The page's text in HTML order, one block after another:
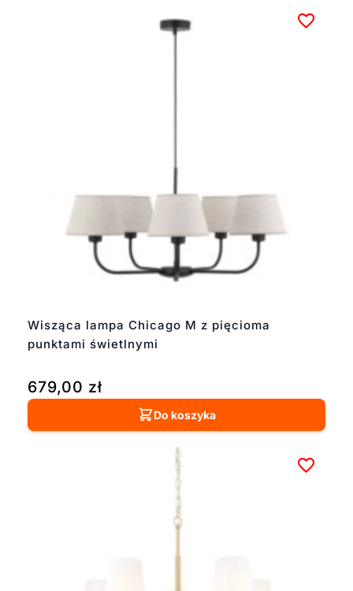
Wisząca lampa Chicago M z pięcioma
punktami świetlnymi
679,00 zł
Do koszyka